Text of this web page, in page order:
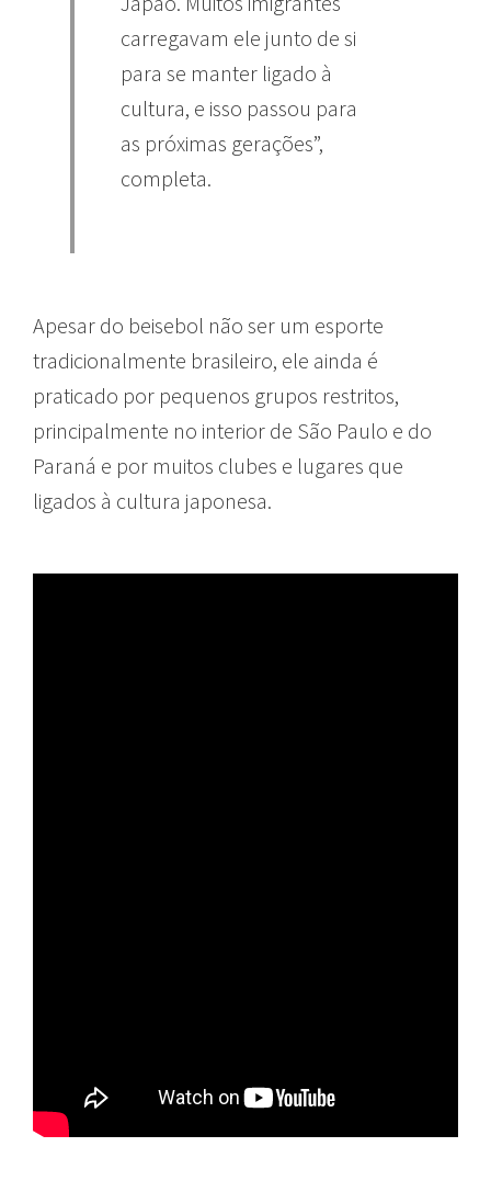
carregavam ele junto de si
para se manter ligado à
cultura, e isso passou para
as próximas gerações”,
completa.
Apesar do beisebol não ser um esporte
tradicionalmente brasileiro, ele ainda é
praticado por pequenos grupos restritos,
principalmente no interior de São Paulo e do
Paraná e por muitos clubes e lugares que
ligados à cultura japonesa.